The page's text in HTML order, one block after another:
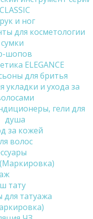
CLASSIC
и ног
для косметологии
шопов
ELEGANCE
для бритья
укладки и ухода за
гели для
душа
за кожей
волос
тату
татуажа